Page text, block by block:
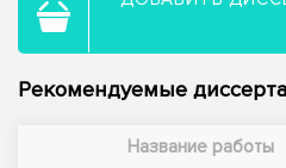
Рекомендуемые
Название работы